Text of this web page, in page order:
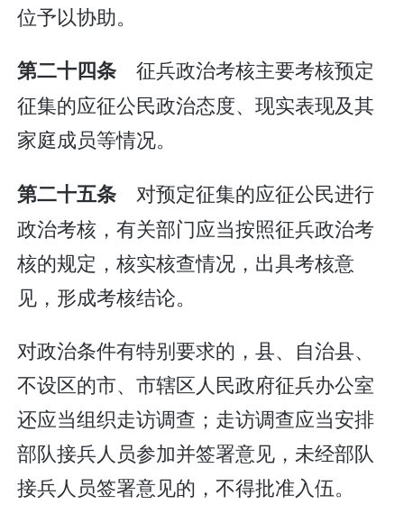
位予以协助。
第二十四条 征兵政治考核主要考核预定
征集的应征公民政治态度、现实表现及其
家庭成员等情况。
第二十五条 对预定征集的应征公民进行
政治考核，有关部门应当按照征兵政治考
核的规定，核实核查情况，出具考核意
见，形成考核结论。
对政治条件有特别要求的，县、自治县、
不设区的市、市辖区人民政府征兵办公室
还应当组织走访调查；走访调查应当安排
部队接兵人员参加并签署意见，未经部队
接兵人员签署意见的，不得批准入伍。